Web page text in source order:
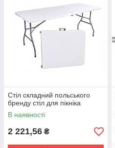
Стіл складний польського
бренду стіл для пікніка
В наявності
2 221,56 ₴